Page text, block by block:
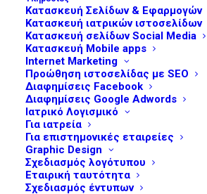
Κατασκευή Σελίδων & Εφαρμογών
Κατασκευή ιατρικών ιστοσελίδων
Κατασκευή σελίδων Social Media
Κατασκευή Mobile apps
Internet Marketing
Προώθηση ιστοσελίδας με SEO
Διαφημίσεις Facebook
Διαφημίσεις Google Adwords
Ιατρικό Λογισμικό
Για ιατρεία
Για επιστημονικές εταιρείες
Graphic Design
Σχεδιασμός λογότυπου
Εταιρική ταυτότητα
Σχεδιασμός έντυπων
olgaziara-
Home Όλγα Ζιάρα olgaziara-